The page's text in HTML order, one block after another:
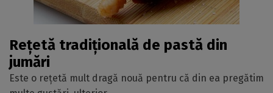
Rețetă tradițională de pastă din
jumări
Este o rețetă mult dragă nouă pentru că din ea pregătim